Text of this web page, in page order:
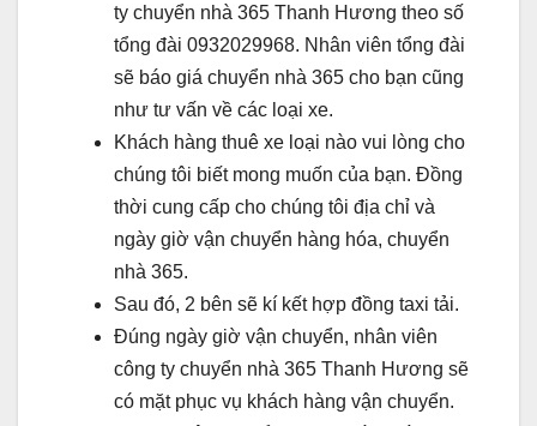
ty chuyển nhà 365 Thanh Hương theo số
tổng đài 0932029968. Nhân viên tổng đài
sẽ báo giá chuyển nhà 365 cho bạn cũng
như tư vấn về các loại xe.
Khách hàng thuê xe loại nào vui lòng cho
chúng tôi biết mong muốn của bạn. Đồng
thời cung cấp cho chúng tôi địa chỉ và
ngày giờ vận chuyển hàng hóa, chuyển
nhà 365.
Sau đó, 2 bên sẽ kí kết hợp đồng taxi tải.
Đúng ngày giờ vận chuyển, nhân viên
công ty chuyển nhà 365 Thanh Hương sẽ
có mặt phục vụ khách hàng vận chuyển.